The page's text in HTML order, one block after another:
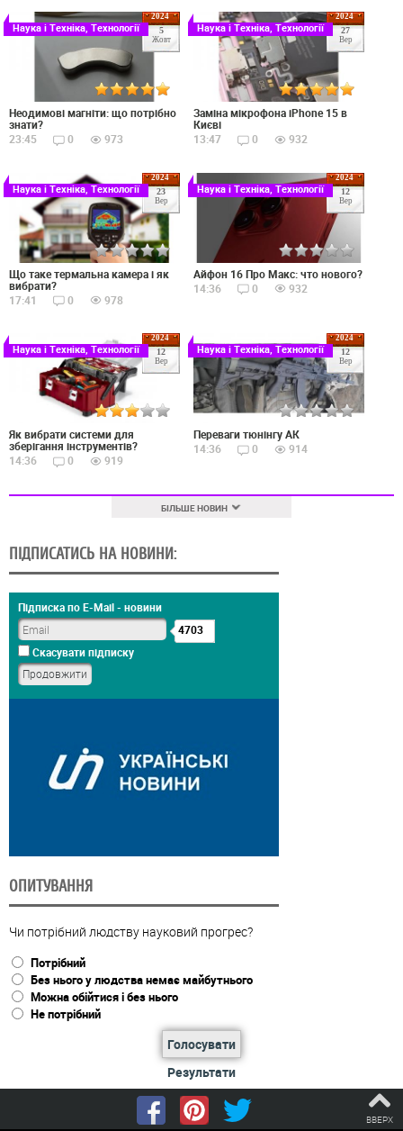
2024
5
Жовт
Наука і Техніка, Технології
Неодимові магніти: що потрібно
знати?
23:45
0 973
2024
27
Вер
Наука і Техніка, Технології
Заміна мікрофона iPhone 15 в
Києві
13:47
0 932
2024
23
Вер
Наука і Техніка, Технології
Що таке термальна камера і як
вибрати?
17:41
0 978
2024
12
Вер
Наука і Техніка, Технології
Айфон 16 Про Макс: что нового?
14:36
0 932
2024
12
Вер
Наука і Техніка, Технології
Як вибрати системи для
зберігання інструментів?
14:36
0 919
2024
12
Вер
Наука і Техніка, Технології
Переваги тюнінгу АК
14:36
0 914
БІЛЬШЕ НОВИН
ПІДПИСАТИСЬ НА НОВИНИ:
Підписка по E-Mail - новини
4703
Скасувати підписку
ОПИТУВАННЯ
Чи потрібний людству науковий прогрес?
Потрібний
Без нього у людства немає майбутнього
Можна обійтися і без нього
Не потрібний
Голосувати
Результати
ВВЕРХ